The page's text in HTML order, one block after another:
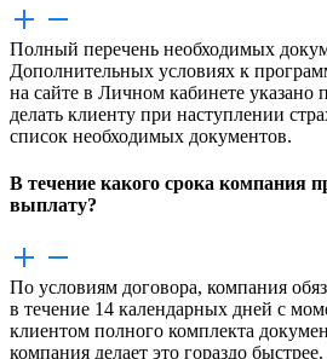
Полный перечень необходимых
Дополнительных условиях к
на сайте в Личном кабинете указано
делать клиенту при наступлении
список необходимых документов.
В течение какого срока компания
выплату?
По условиям договора, компания
в течение 14 календарных дней с
клиентом полного комплекта
компания делает это гораздо